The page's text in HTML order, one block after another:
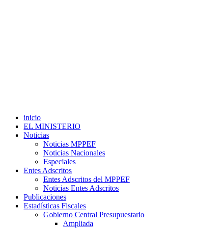
inicio
EL MINISTERIO
Noticias
Noticias MPPEF
Noticias Nacionales
Especiales
Entes Adscritos
Entes Adscritos del MPPEF
Noticias Entes Adscritos
Publicaciones
Estadísticas Fiscales
Gobierno Central Presupuestario
Ampliada